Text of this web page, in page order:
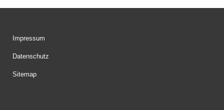
Impressum
Datenschutz
Sitemap